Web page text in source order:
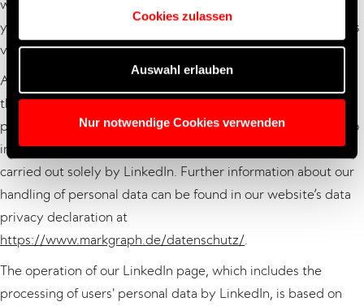
Cookies zulassen
Auswahl erlauben
Nur notwendige Cookies verwenden
without being a member of LinkedIn. However, every time
you visit our LinkedIn page, LinkedIn collects, stores and uses
visitor data.
As the operators of the LinkedIn page, we have no interest in
the collection and further processing of your individual
personal data for analysis or marketing purposes, but have no
influence over this, as the collection and use of the data is
carried out solely by LinkedIn. Further information about our
handling of personal data can be found in our website’s data
privacy declaration at
https://www.markgraph.de/datenschutz/.
The operation of our LinkedIn page, which includes the
processing of users' personal data by LinkedIn, is based on